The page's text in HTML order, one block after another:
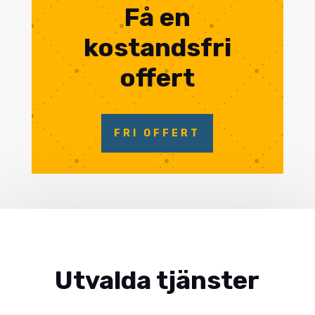
Få en
kostandsfri
offert
FRI OFFERT
Utvalda tjänster